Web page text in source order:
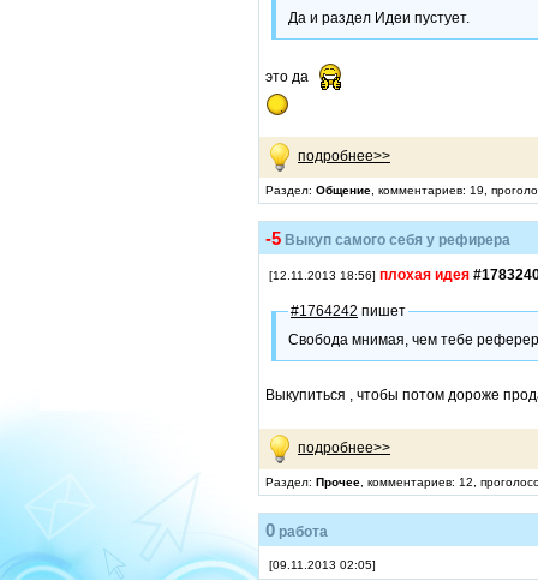
Да и раздел Идеи пустует.
это да
подробнее>>
Раздел: Общение , комментариев: 19,
-5 Выкуп самого себя у рефирера
[12.11.2013 18:56] плохая идея
#1764242 пишет
Свобода мнимая, чем тебе
Выкупиться , чтобы потом дороже
подробнее>>
Раздел: Прочее , комментариев: 12,
0 работа
[09.11.2013 02:05]